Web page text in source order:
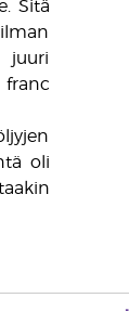
Sitä
juuri
franc
oli